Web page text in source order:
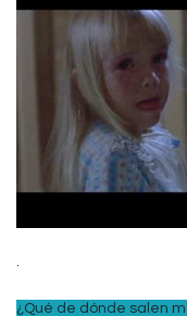
.
¿Qué de dónde salen